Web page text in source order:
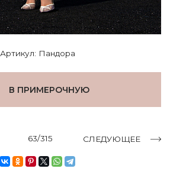
Артикул: Пандора
В ПРИМЕРОЧНУЮ
63/315 СЛЕДУЮЩЕЕ